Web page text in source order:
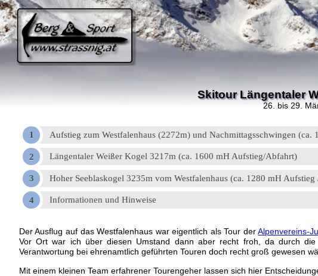
Skitour Längentaler
26. bis 29.
Aufstieg zum Westfalenhaus (2272m) und Nachmittagsschwingen
Längentaler Weißer Kogel 3217m (ca. 1600 mH Aufstieg/Abfahrt)
Hoher Seeblaskogel 3235m vom Westfalenhaus (ca. 1280 mH
Informationen und Hinweise
Der Ausflug auf das Westfalenhaus war eigentlich als Tour derAlpenvereins-
Vor Ort war ich über diesen Umstand dann aber recht froh, da durch
Verantwortung bei ehrenamtlich geführten Touren doch recht groß gewesen
Mit einem kleinen Team erfahrener Tourengeher lassen sich hier